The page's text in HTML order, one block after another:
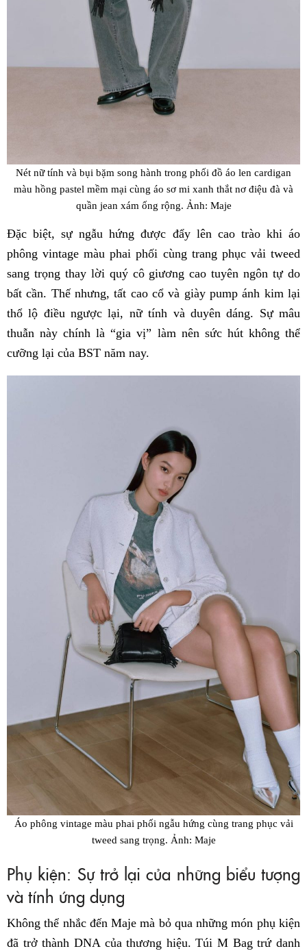
Nét nữ tính và bụi bặm song hành trong phối đồ áo len cardigan
màu hồng pastel mềm mại cùng áo sơ mi xanh thắt nơ điệu đà và
quần jean xám ống rộng. Ảnh: Maje
Đặc biệt, sự ngẫu hứng được đẩy lên cao trào khi áo
phông vintage màu phai phối cùng trang phục vải tweed
sang trọng thay lời quý cô giương cao tuyên ngôn tự do
bất cần. Thế nhưng, tất cao cổ và giày pump ánh kim lại
thổ lộ điều ngược lại, nữ tính và duyên dáng. Sự mâu
thuẫn này chính là “gia vị” làm nên sức hút không thể
cưỡng lại của BST năm nay.
Áo phông vintage màu phai phối ngẫu hứng cùng trang phục vải
tweed sang trọng. Ảnh: Maje
Phụ kiện: Sự trở lại của những biểu tượng
và tính ứng dụng
Không thể nhắc đến Maje mà bỏ qua những món phụ kiện
đã trở thành DNA của thương hiệu. Túi M Bag trứ danh